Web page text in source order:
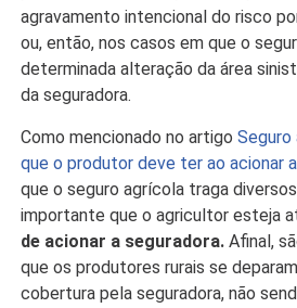
agravamento intencional do risco
ou, então, nos casos em que o
determinada alteração da área
da seguradora.
Como mencionado no artigoSeguro
que o produtor deve ter ao acionar
que o seguro agrícola traga
importante que o agricultor esteja
de acionar a seguradora. Afinal,
que os produtores rurais se
cobertura pela seguradora, não